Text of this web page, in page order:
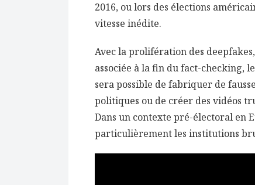
2016, ou lors des élections
vitesse inédite.
Avec la prolifération des
associée à la fin du fact-checking,
sera possible de fabriquer de
politiques ou de créer des vidéos
Dans un contexte pré-électoral en
particulièrement les institutions